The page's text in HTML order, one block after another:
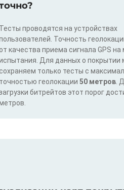
Тесты проводятся на устройствах
Точность
от качества приема сигнала GPS
Для данных о покрытии
сохраняем только тесты с
точностью геолокации 50 метров .
битрейтов этот порог